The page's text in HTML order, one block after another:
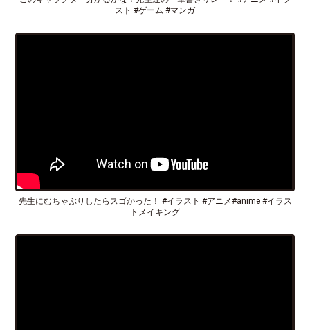
スト #ゲーム #マンガ
先生にむちゃぶりしたらスゴかった！ #イラスト #アニメ#anime #イラス
トメイキング